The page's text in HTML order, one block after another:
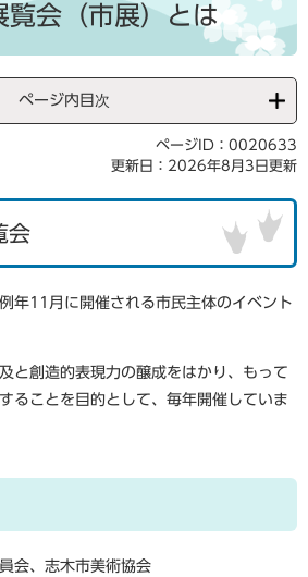
覧会（市展）とは
ページ内目次
ページID：0020633
更新日：2026年8月3日更新
会
年11月に開催される市民主体のイベント
と創造的表現力の醸成をはかり、もって
ることを目的として、毎年開催していま
会、志木市美術協会